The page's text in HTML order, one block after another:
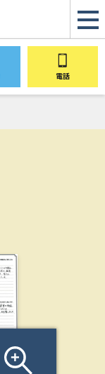
電話